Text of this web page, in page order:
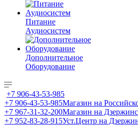
Питание
Аудиосистем
Дополнительное
Оборудование
+7 906-43-53-985
+7 906-43-53-985Магазин на
+7 967-31-32-200Магазин на
+7 952-83-28-915Уст.Центр на